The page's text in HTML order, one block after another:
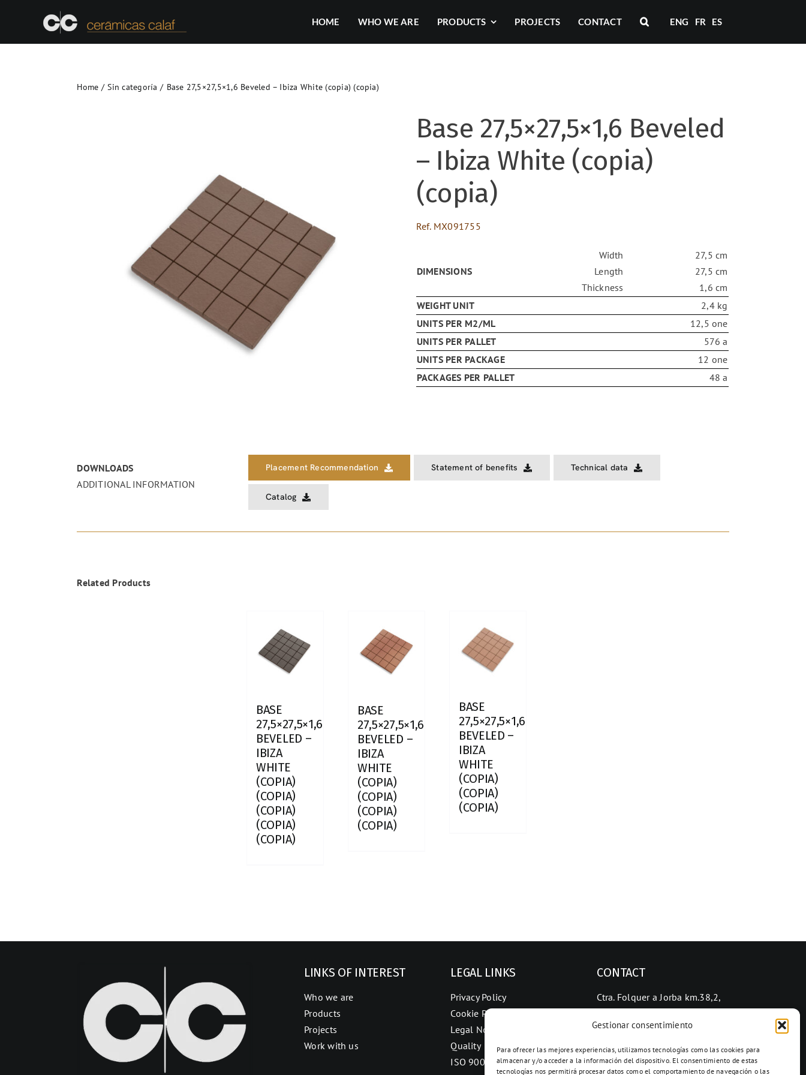
Gestionar consentimiento
Para ofrecer las mejores experiencias, utilizamos tecnologías como las cookies para
almacenar y/o acceder a la información del dispositivo. El consentimiento de estas
tecnologías nos permitirá procesar datos como el comportamiento de navegación o las
HOME WHO WE ARE PRODUCTS PROJECTS CONTACT ENG FR ES
Home Sin categoría Base 27,5×27,5×1,6 Beveled – Ibiza White (copia) (copia)
Base 27,5×27,5×1,6 Beveled
– Ibiza White (copia)
(copia)
Ref. MX091755
DIMENSIONS
Width
Length
Thickness
27,5 cm
27,5 cm
1,6 cm
WEIGHT UNIT
2,4 kg
UNITS PER M2/ML
12,5 one
UNITS PER PALLET
576 a
UNITS PER PACKAGE
12 one
PACKAGES PER PALLET
48 a
DOWNLOADS
ADDITIONAL INFORMATION
Placement Recommendation Statement of benefits Technical data
Catalog
Related Products
BASE
27,5×27,5×1,6
BEVELED –
IBIZA
WHITE
(COPIA)
(COPIA)
(COPIA)
(COPIA)
(COPIA)
BASE
27,5×27,5×1,6
BEVELED –
IBIZA
WHITE
(COPIA)
(COPIA)
(COPIA)
(COPIA)
BASE
27,5×27,5×1,6
BEVELED –
IBIZA
WHITE
(COPIA)
(COPIA)
(COPIA)
LINKS OF INTEREST
Who we are
Products
Projects
Work with us
LEGAL LINKS
Privacy Policy
Cookie Policy
Legal Notice
Quality
ISO 9001
CONTACT
Ctra. Folquer a Jorba km.38,2,
938 69 82 50
info@ceramicascalaf.com